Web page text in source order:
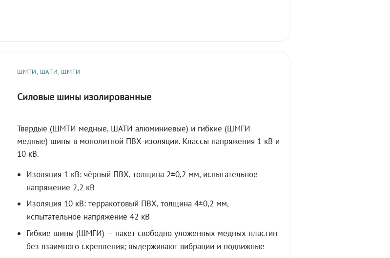
ШМТИ, ШАТИ, ШМГИ
Силовые шины изолированные
Твердые (ШМТИ медные, ШАТИ алюминиевые) и гибкие (ШМГИ
медные) шины в монолитной ПВХ-изоляции. Классы напряжения 1 кВ и
10 кВ.
Изоляция 1 кВ: чёрный ПВХ, толщина 2±0,2 мм, испытательное
напряжение 2,2 кВ
Изоляция 10 кВ: терракотовый ПВХ, толщина 4±0,2 мм,
испытательное напряжение 42 кВ
Гибкие шины (ШМГИ) — пакет свободно уложенных медных пластин
без взаимного скрепления; выдерживают вибрации и подвижные